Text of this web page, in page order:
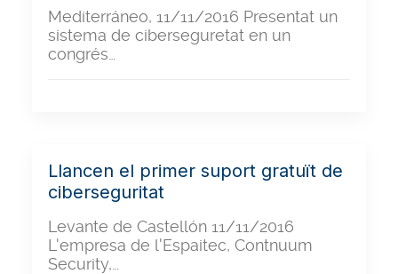
Mediterráneo, 11/11/2016 Presentat un
sistema de ciberseguretat en un
congrés…
Llancen el primer suport gratuït de
ciberseguritat
Levante de Castellón 11/11/2016
L'empresa de l'Espaitec, Contnuum
Security,…